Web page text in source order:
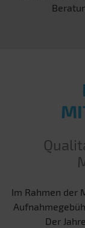
Im Rahmen der
Der